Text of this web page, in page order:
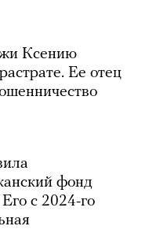
Ксению
Ее отец
фонд
с 2024-го